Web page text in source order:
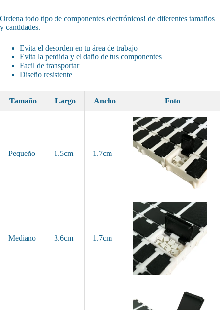
Ordena todo tipo de componentes electrónicos! de diferentes tamaños
y cantidades.
Evita el desorden en tu área de trabajo
Evita la perdida y el daño de tus componentes
Facil de transportar
Diseño resistente
Tamaño Largo Ancho Foto
Pequeño 1.5cm 1.7cm
Mediano 3.6cm 1.7cm